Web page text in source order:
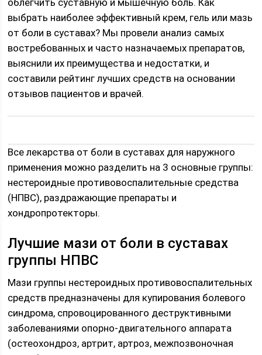
выбрать наиболее эффективный крем, гель или мазь
от боли в суставах? Мы провели анализ самых
востребованных и часто назначаемых препаратов,
выяснили их преимущества и недостатки, и
составили рейтинг лучших средств на основании
отзывов пациентов и врачей.
Все лекарства от боли в суставах для наружного
применения можно разделить на 3 основные группы:
нестероидные противовоспалительные средства
(НПВС), раздражающие препараты и
хондропротекторы.
Лучшие мази от боли в суставах
группы НПВС
Мази группы нестероидных противовоспалительных
средств предназначены для купирования болевого
синдрома, спровоцированного деструктивными
заболеваниями опорно-двигательного аппарата
(остеохондроз, артрит, артроз, межпозвоночная